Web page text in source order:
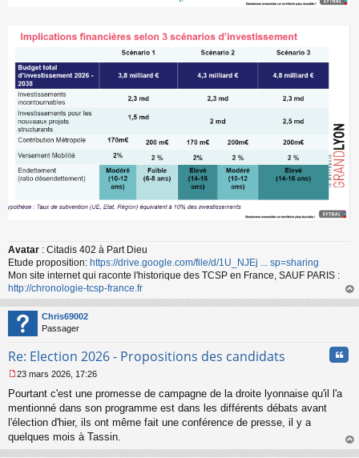
Avatar : Citadis 402 à Part Dieu
Etude proposition: https://drive.google.com/file/d/1U_NJEj ... sp=sharing
Mon site internet qui raconte l'historique des TCSP en France, SAUF PARIS :
http://chronologie-tcsp-france.fr
au
Chris69002
Passager
Re: Election 2026 - Propositions des candidats
e
s
s
g
23 mars 2026, 17:26
Pourtant c'est une promesse de campagne de la droite lyonnaise qu'il l'a
mentionné dans son programme est dans les différents débats avant
l'élection d'hier, ils ont même fait une conférence de presse, il y a
quelques mois à Tassin.
au